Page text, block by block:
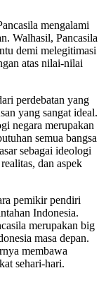
mengalami
Walhasil, Pancasila
demi melegitimasi
atas nilai-nilai
perdebatan yang
yang sangat ideal.
negara merupakan
semua bangsa
sebagai ideologi
dan aspek
pemikir pendiri
Indonesia.
merupakan big
masa depan.
membawa
sehari-hari.